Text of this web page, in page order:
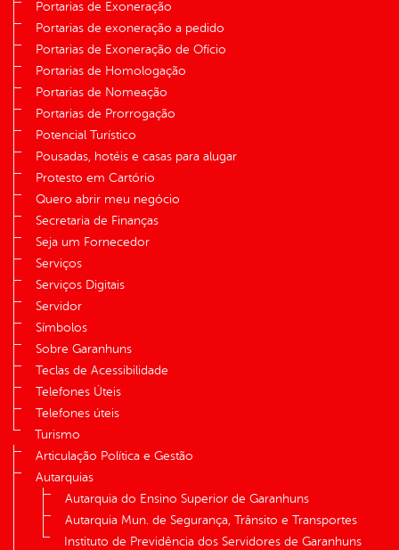
Portarias de Exoneração
Portarias de exoneração a pedido
Portarias de Exoneração de Ofício
Portarias de Homologação
Portarias de Nomeação
Portarias de Prorrogação
Potencial Turístico
Pousadas, hotéis e casas para alugar
Protesto em Cartório
Quero abrir meu negócio
Secretaria de Finanças
Seja um Fornecedor
Serviços
Serviços Digitais
Servidor
Símbolos
Sobre Garanhuns
Teclas de Acessibilidade
Telefones Úteis
Telefones úteis
Turismo
Articulação Política e Gestão
Autarquias
Autarquia do Ensino Superior de Garanhuns
Autarquia Mun. de Segurança, Trânsito e Transportes
Instituto de Previdência dos Servidores de Garanhuns